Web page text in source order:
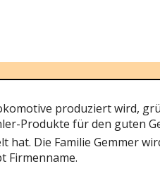
produziert wird,
Produkte für den guten
Die Familie Gemmer
Firmenname.